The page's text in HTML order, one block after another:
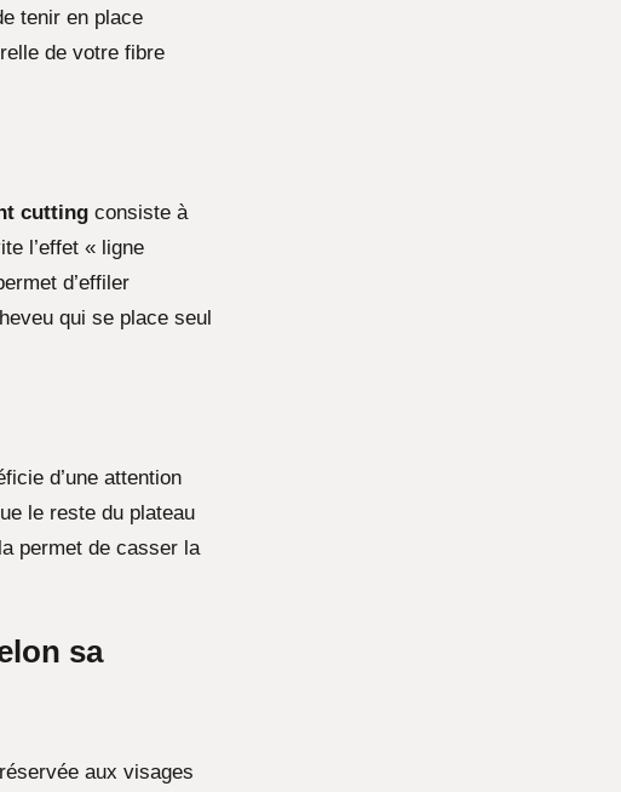
tenir en place
de votre fibre
cutting consiste à
l’effet « ligne
d’effiler
qui se place seul
d’une attention
le reste du plateau
permet de casser la
sa
aux visages